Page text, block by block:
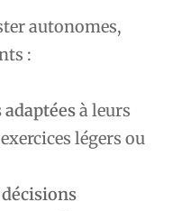
autonomes,
:
à leurs
légers ou